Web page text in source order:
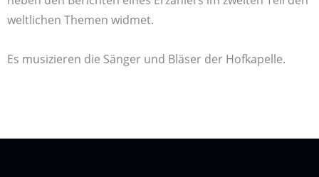
weltlichen Themen widmet.
Es musizieren die Sänger und Bläser der Hofkapelle.